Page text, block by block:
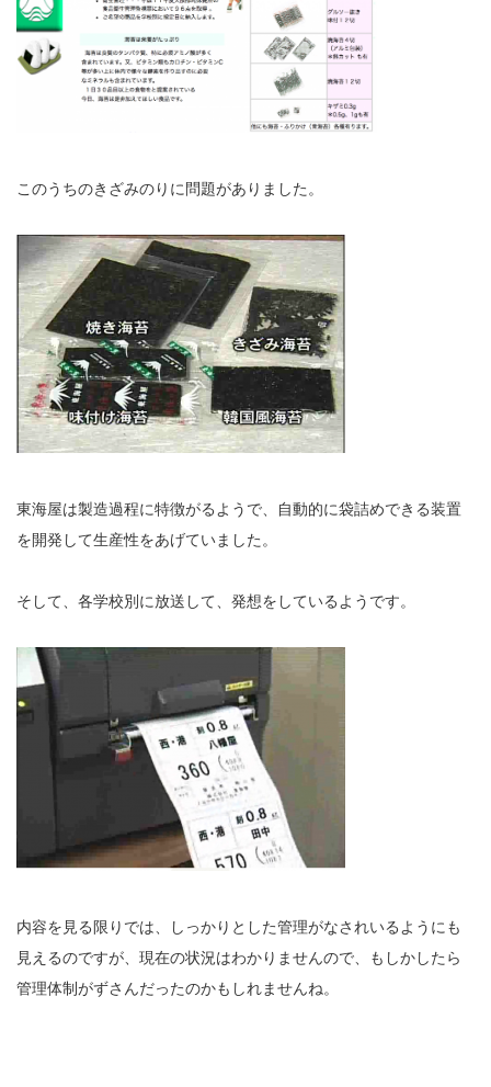
このうちのきざみのりに問題がありました。
東海屋は製造過程に特徴がるようで、自動的に袋詰めできる装置
を開発して生産性をあげていました。
そして、各学校別に放送して、発想をしているようです。
内容を見る限りでは、しっかりとした管理がなされいるようにも
見えるのですが、現在の状況はわかりませんので、もしかしたら
管理体制がずさんだったのかもしれませんね。